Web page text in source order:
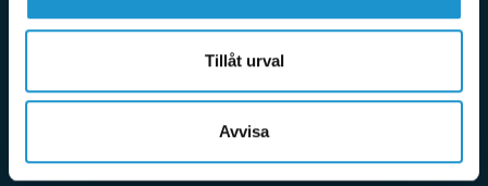
Tillåt urval
Avvisa
barnsäkerhet och tillverkar även egna produkter som bara
säljs på HomeSafety. Utöver det erbjuder vi även tjänster för
vare eget varulager med snabba leveranser samt en mycket
erfaren kundtjänst kan du alltid känna dig trygg med ditt köp